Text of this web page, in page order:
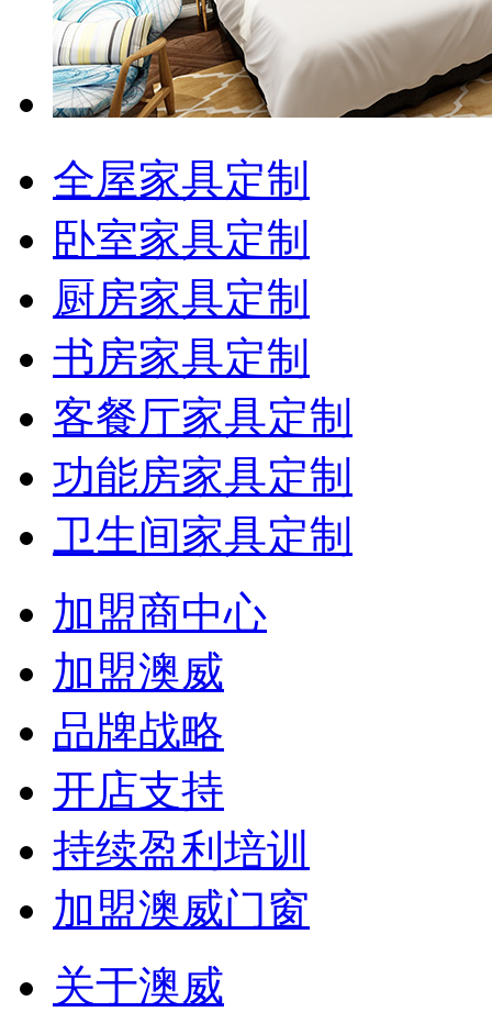
全屋家具定制
卧室家具定制
厨房家具定制
书房家具定制
客餐厅家具定制
功能房家具定制
卫生间家具定制
加盟商中心
加盟澳威
品牌战略
开店支持
持续盈利培训
加盟澳威门窗
关于澳威